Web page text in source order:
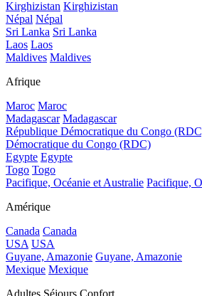
Kirghizistan Kirghizistan
Népal Népal
Sri Lanka Sri Lanka
Laos Laos
Maldives Maldives
Afrique
Maroc Maroc
Madagascar Madagascar
République Démocratique du Congo
Démocratique du Congo (RDC)
Egypte Egypte
Togo Togo
Pacifique, Océanie et Australie Pacifique,
Amérique
Canada Canada
USA USA
Guyane, Amazonie Guyane, Amazonie
Mexique Mexique